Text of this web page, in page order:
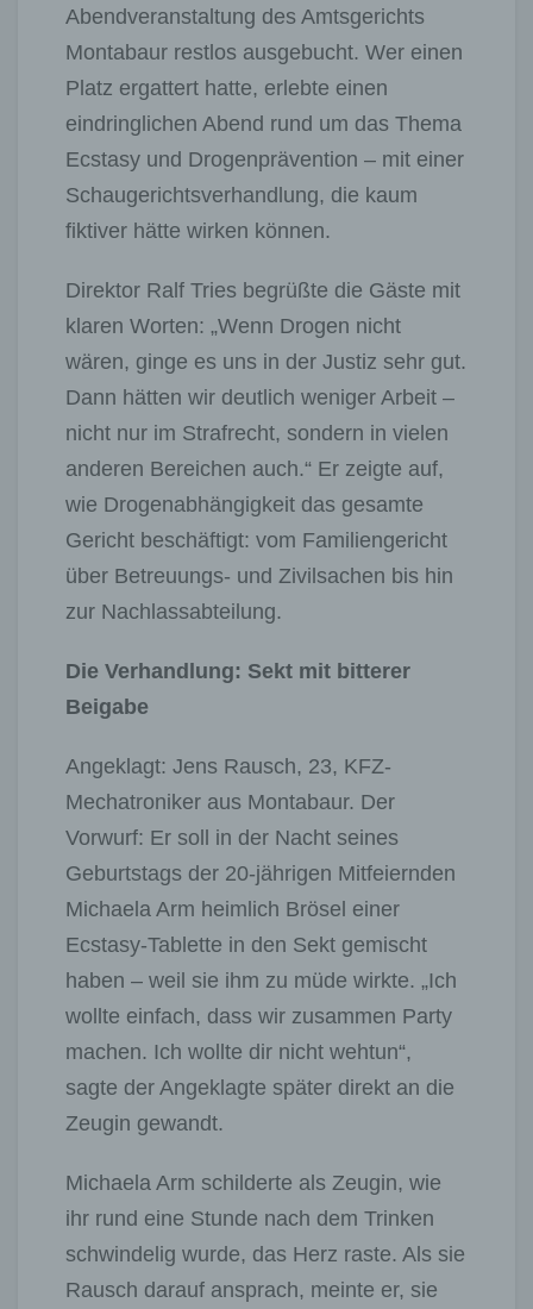
Abendveranstaltung des Amtsgerichts
Montabaur restlos ausgebucht. Wer einen
Platz ergattert hatte, erlebte einen
eindringlichen Abend rund um das Thema
Ecstasy und Drogenprävention – mit einer
Schaugerichtsverhandlung, die kaum
fiktiver hätte wirken können.
Direktor Ralf Tries begrüßte die Gäste mit
klaren Worten: „Wenn Drogen nicht
wären, ginge es uns in der Justiz sehr gut.
Dann hätten wir deutlich weniger Arbeit –
nicht nur im Strafrecht, sondern in vielen
anderen Bereichen auch.“ Er zeigte auf,
wie Drogenabhängigkeit das gesamte
Gericht beschäftigt: vom Familiengericht
über Betreuungs- und Zivilsachen bis hin
zur Nachlassabteilung.
Die Verhandlung: Sekt mit bitterer
Beigabe
Angeklagt: Jens Rausch, 23, KFZ-
Mechatroniker aus Montabaur. Der
Vorwurf: Er soll in der Nacht seines
Geburtstags der 20-jährigen Mitfeiernden
Michaela Arm heimlich Brösel einer
Ecstasy-Tablette in den Sekt gemischt
haben – weil sie ihm zu müde wirkte. „Ich
wollte einfach, dass wir zusammen Party
machen. Ich wollte dir nicht wehtun“,
sagte der Angeklagte später direkt an die
Zeugin gewandt.
Michaela Arm schilderte als Zeugin, wie
ihr rund eine Stunde nach dem Trinken
schwindelig wurde, das Herz raste. Als sie
Rausch darauf ansprach, meinte er, sie